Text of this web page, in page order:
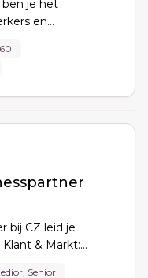
ben je het
en
je HR-
en uitstroom,
bij CZ leid je
& Markt:
Senior